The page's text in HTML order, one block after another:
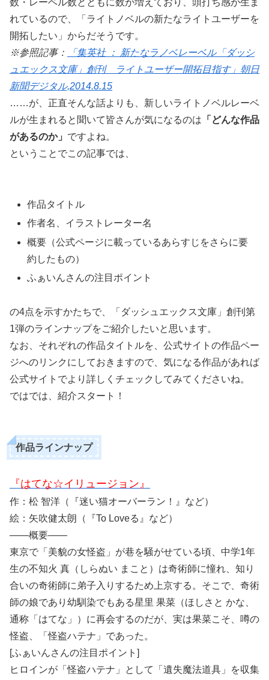
数・レーベル数とともに数が増えており、頭打ち感が生ま
れているので、「ライトノベルの新たなライトユーザーを
開拓したい」からだそうです。
※参照記事：
「集英社 ： 新たなラノベレーベル「ダッシ
ュエックス文庫」創刊 ライトユーザー開拓目指す」朝日
新聞デジタル,2014.8.15
……が、正直そんな話よりも、新しいライトノベルレーベ
ルが生まれると聞いて皆さんが気になるのは 「どんな作品
があるのか」 ですよね。
ということでこの記事では、
作品タイトル
作者名、イラストレーター名
概要（公式ページに載っているあらすじをさらに要
約したもの）
ふぁいんさんの注目ポイント
の4点を示すかたちで、「ダッシュエックス文庫」創刊第
1弾のラインナップをご紹介したいと思います。
なお、それぞれの作品タイトルを、公式サイトの作品ペー
ジへのリンクにしておきますので、気になる作品があれば
公式サイトでより詳しくチェックしてみてくださいね。
ではでは、紹介スタート！
作品ラインナップ
『はてな☆イリュージョン』
作：松 智洋（『迷い猫オーバーラン！』など）
絵：矢吹健太朗（『To Loveる』など）
――概要――
東京で「美貌の女怪盗」が巷を騒がせている頃、中学1年
生の不知火 真（しらぬい まこと）は奇術師に憧れ、知り
合いの奇術師に弟子入りするため上京する。そこで、奇術
師の娘であり幼馴染でもある星里 果菜（ほしさと かな、
通称「はてな」）に再会するのだが、実は果菜こそ、噂の
怪盗、「怪盗ハテナ」であった。
[ふぁいんさんの注目ポイント]
ヒロインが「怪盗ハテナ」として「遺失魔法道具」を収集